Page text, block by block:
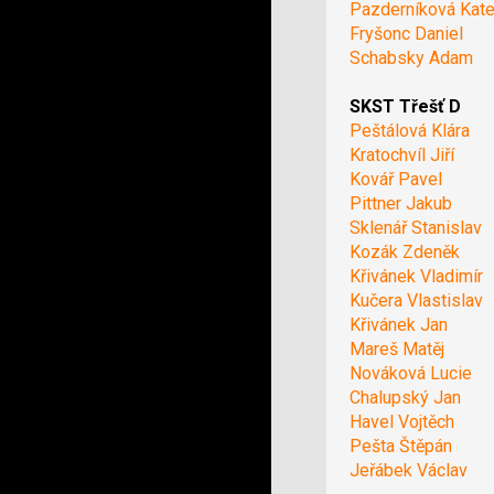
Pazderníková
Fryšonc Daniel
Schabsky Adam
SKST Třešť D
Peštálová Klára
Kratochvíl Jiří
Kovář Pavel
Pittner Jakub
Sklenář Stanislav
Kozák Zdeněk
Křivánek Vladimír
Kučera Vlastislav
Křivánek Jan
Mareš Matěj
Nováková Lucie
Chalupský Jan
Havel Vojtěch
Pešta Štěpán
Jeřábek Václav